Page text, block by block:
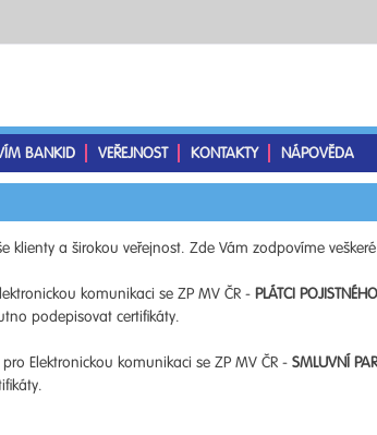
BANKID VEŘEJNOST KONTAKTY NÁPOVĚDA
klienty a širokou veřejnost. Zde Vám zodpovíme
komunikaci se ZP MV ČR - PLÁTCI
podepisovat certifikáty.
Elektronickou komunikaci se ZP MV ČR - SMLUVNÍ